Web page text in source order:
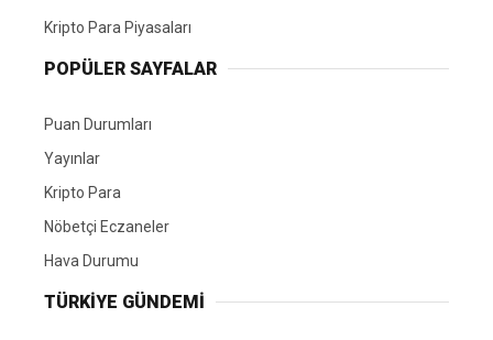
Kripto Para Piyasaları
POPÜLER SAYFALAR
Puan Durumları
Yayınlar
Kripto Para
Nöbetçi Eczaneler
Hava Durumu
TÜRKIYE GÜNDEMI